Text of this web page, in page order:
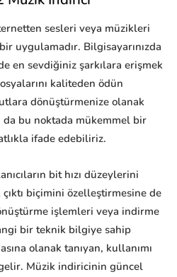
sesleri veya müzikleri
uygulamadır. Bilgisayarınızda
en sevdiğiniz şarkılara erişmek
kaliteden ödün
dönüştürmenize olanak
bu noktada mükemmel bir
ifade edebiliriz.
bit hızı düzeylerini
biçimini özelleştirmesine de
işlemleri veya indirme
bir teknik bilgiye sahip
olanak tanıyan, kullanımı
Müzik indiricinin güncel